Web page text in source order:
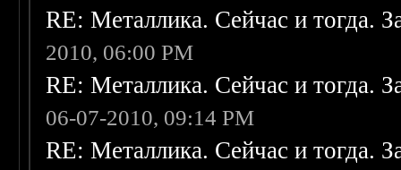
RE: Металлика. Сейчас и тогда.
2010, 06:00 PM
RE: Металлика. Сейчас и тогда.
06-07-2010, 09:14 PM
RE: Металлика. Сейчас и тогда.